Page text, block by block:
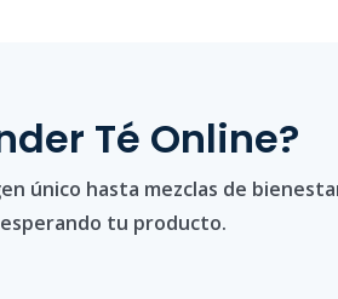
Té Online?
único hasta mezclas de
tu producto.